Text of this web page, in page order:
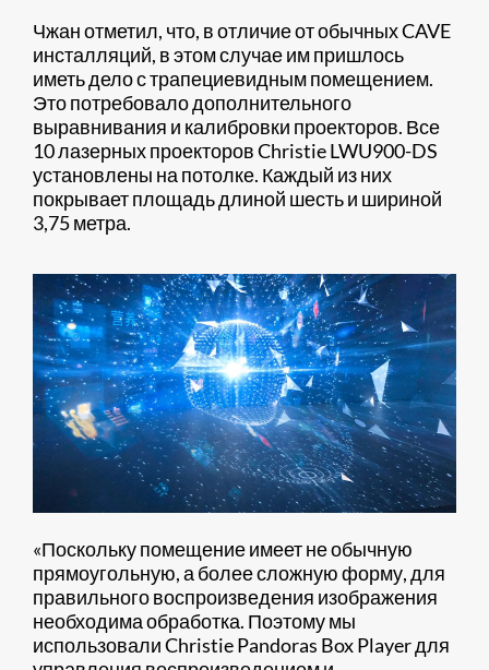
Чжан отметил, что, в отличие от обычных CAVE
инсталляций, в этом случае им пришлось
иметь дело с трапециевидным помещением.
Это потребовало дополнительного
выравнивания и калибровки проекторов. Все
10 лазерных проекторов Christie LWU900-DS
установлены на потолке. Каждый из них
покрывает площадь длиной шесть и шириной
3,75 метра.
«Поскольку помещение имеет не обычную
прямоугольную, а более сложную форму, для
правильного воспроизведения изображения
необходима обработка. Поэтому мы
использовали Christie Pandoras Box Player для